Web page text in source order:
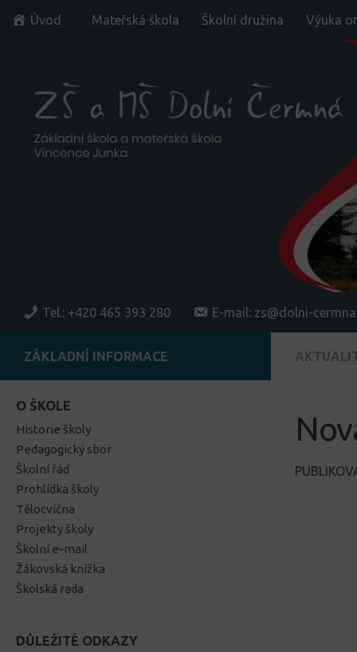
Skip to content
Úvod Mateřská škola Školní družina Výuka
Tel.: +420 465 393 280 E-mail: zs@dolni-
ZÁKLADNÍ INFORMACE
O ŠKOLE
Historie školy
Pedagogický sbor
Školní řád
Prohlídka školy
Tělocvična
Projekty školy
Školní e-mail
Žákovská knížka
Školská rada
DŮLEŽITÉ ODKAZY